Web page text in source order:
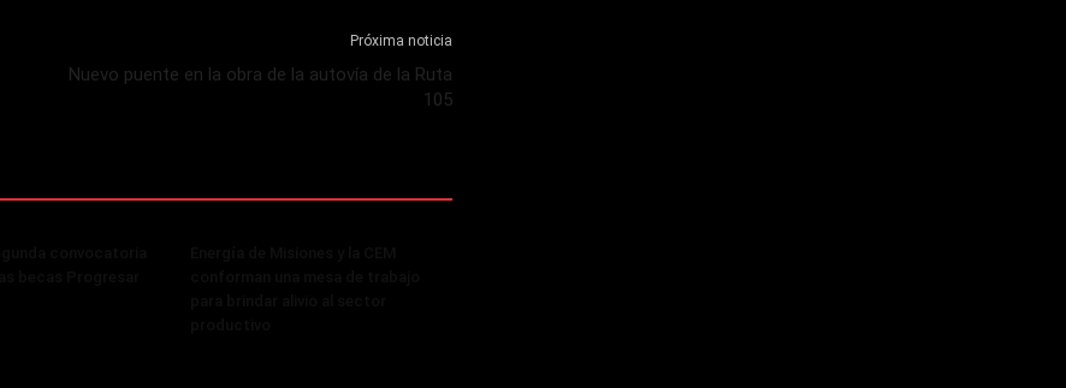
Próxima noticia
Nuevo puente en la obra de la autovía de la Ruta
105